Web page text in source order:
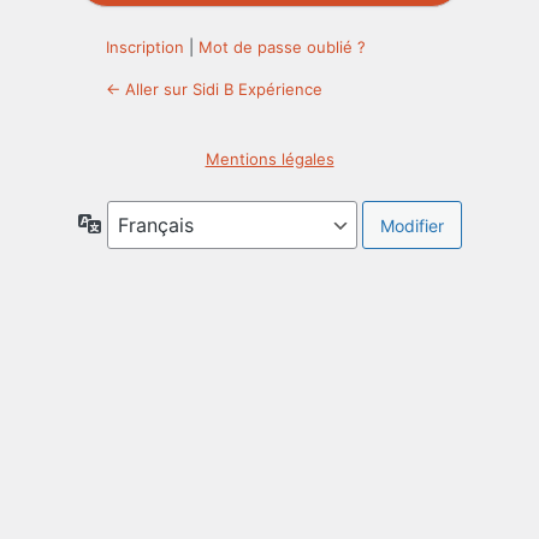
Inscription Mot de passe oublié ?
← Aller sur Sidi B Expérience
Mentions légales
Langue